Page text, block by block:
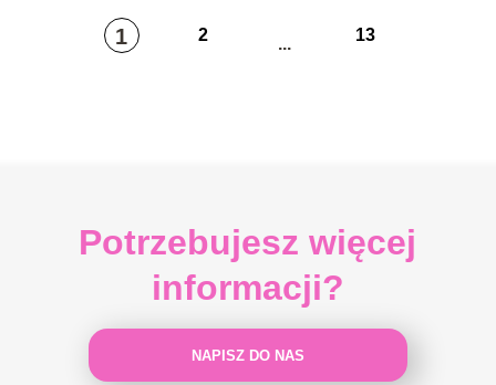
1 2 ... 13
Potrzebujesz więcej
informacji?
NAPISZ DO NAS